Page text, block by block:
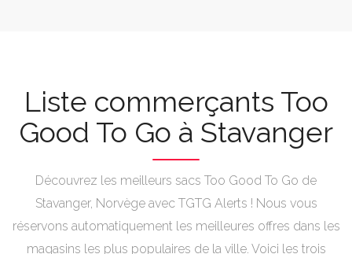
Liste commerçants Too
Good To Go à Stavanger
Découvrez les meilleurs sacs Too Good To Go de
Stavanger, Norvège avec TGTG Alerts ! Nous vous
réservons automatiquement les meilleures offres dans les
magasins les plus populaires de la ville. Voici les trois